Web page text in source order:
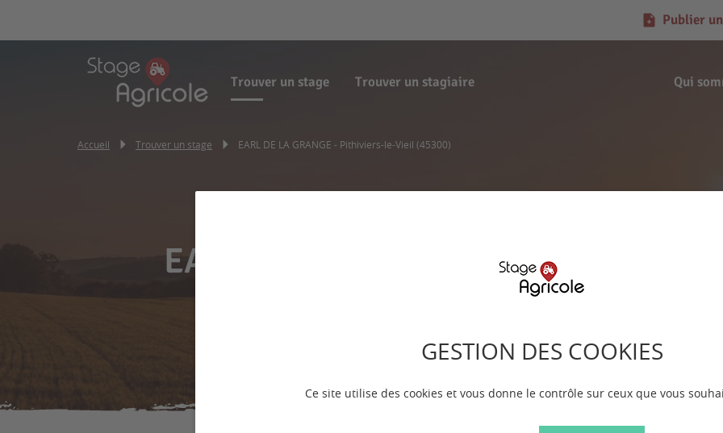
GESTION DES COOKIES
Ce site utilise des cookies et vous donne le contrôle sur ceux que vous
Trouver un stage Trouver un stagiaire Qui
Publier
Accueil Trouver un stage EARL DE LA GRANGE - Pithiviers-le-Vieil (45300)
EARL DE LA GRANGE - Pithiviers-